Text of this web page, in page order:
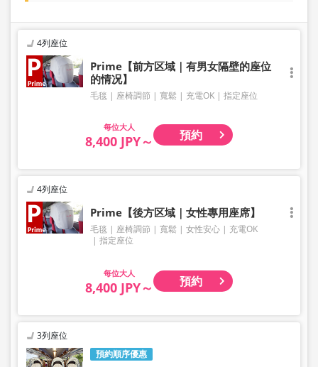
4列座位
Prime【前方区域｜有男女隔壁的座位
的情况】
毛毯 座椅調節 寬鬆 充電OK 指定座位
大人
8,400 JPY～ 預約
4列座位
Prime【後方区域｜女性專用座席】
毛毯 座椅調節 寬鬆 女性安心
充電OK
指定座位
大人
8,400 JPY～ 預約
預約順序優惠
3列座位